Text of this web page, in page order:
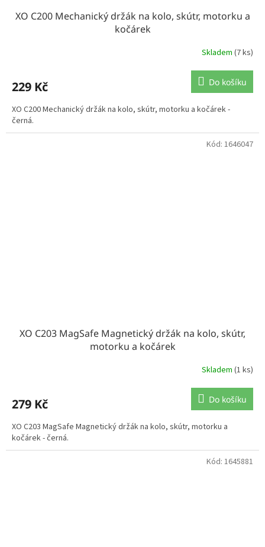
XO C200 Mechanický držák na kolo, skútr, motorku a
kočárek
Skladem (7 ks)
229 Kč Do košíku
XO C200 Mechanický držák na kolo, skútr, motorku a kočárek -
černá.
XO C203 MagSafe Magnetický držák na kolo, skútr,
motorku a kočárek
Skladem (1 ks)
279 Kč Do košíku
XO C203 MagSafe Magnetický držák na kolo, skútr, motorku a
kočárek - černá.
Kód: 1646047
Kód: 1645881